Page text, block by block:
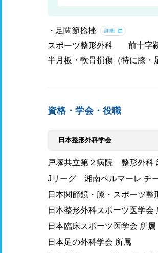
足関節捻挫 詳細
スポーツ整形外科 前十字
半月板・軟骨損傷（特に膝・
資格・学会・役職
日本整形外科学会
戸塚共立第２病院 整形外科
Jリーグ 湘南ベルマーレ チ
日本関節鏡・膝・スポーツ整
日本整形外科スポーツ医学会
日本臨床スポーツ医学会 所属
日本足の外科学会 所属